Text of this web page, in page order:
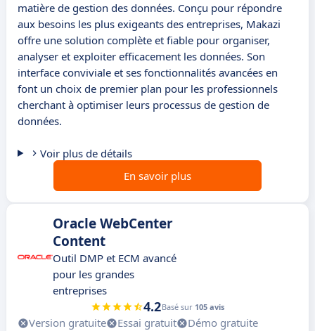
matière de gestion des données. Conçu pour répondre
aux besoins les plus exigeants des entreprises, Makazi
offre une solution complète et fiable pour organiser,
analyser et exploiter efficacement les données. Son
interface conviviale et ses fonctionnalités avancées en
font un choix de premier plan pour les professionnels
cherchant à optimiser leurs processus de gestion de
données.
Voir plus de détails
En savoir plus
Oracle WebCenter
Content
Outil DMP et ECM avancé
pour les grandes
entreprises
4.2Basé sur 105 avis
Version gratuite Essai gratuit
Démo gratuite